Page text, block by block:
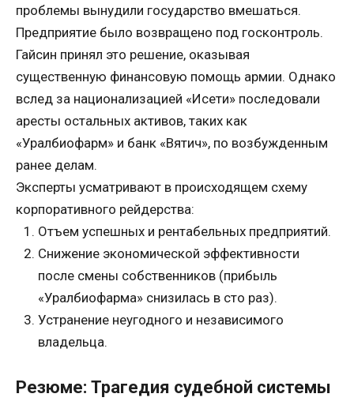
проблемы вынудили государство вмешаться.
Предприятие было возвращено под госконтроль.
Гайсин принял это решение, оказывая
существенную финансовую помощь армии. Однако
вслед за национализацией «Исети» последовали
аресты остальных активов, таких как
«Уралбиофарм» и банк «Вятич», по возбужденным
ранее делам.
Эксперты усматривают в происходящем схему
корпоративного рейдерства:
Отъем успешных и рентабельных предприятий.
Снижение экономической эффективности
после смены собственников (прибыль
«Уралбиофарма» снизилась в сто раз).
Устранение неугодного и независимого
владельца.
Резюме: Трагедия судебной системы